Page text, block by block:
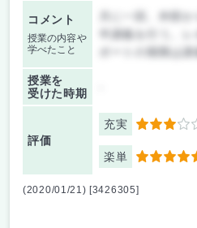
コメント
授業の内容や
学べたこと
半講義を行う。
ポートの期限は
授業を
受けた時期
評価
充実 3
楽単 5
(2020/01/21) [3426305]